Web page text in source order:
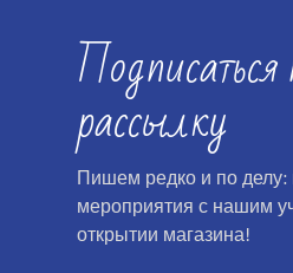
рассылку
Пишем редко и по делу:
мероприятия с нашим
открытии магазина!